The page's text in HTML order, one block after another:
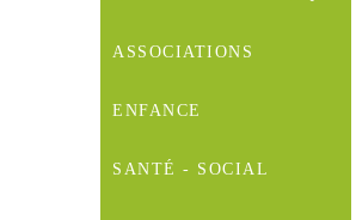
ASSOCIATIONS
ENFANCE
SANTÉ - SOCIAL